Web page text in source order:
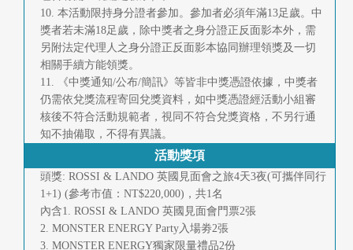
10. 本活動限持身分證者參加。參加者必須年滿13足歲。中
獎者若未滿18足歲，除中獎者之身分證正反面影本外，需
另附法定代理人之身分證正反面影本協同辦理領獎及一切
相關手續方能領獎。
11. 《中獎通知/公布/簡訊》等皆非中獎憑證依據，中獎者
仍需依兌獎流程寄回兌獎資料，如中獎憑證經活動小組審
核後不符合活動規範者，視同不符合兌獎資格，不另行通
知不抽備取，不得有異議。
活動獎項
頭獎: ROSSI & LANDO 英國見面會之旅4天3夜(可攜伴同行
1+1) (參考市值：NT$220,000)，共1名
內含1. ROSSI & LANDO 英國見面會門票2張
2. MONSTER ENERGY Party入場劵2張
3. MONSTER ENERGY獨家限量禮品2份